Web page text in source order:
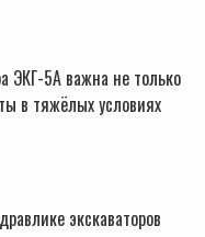
ЭКГ-5А важна не только
в тяжёлых условиях
экскаваторов